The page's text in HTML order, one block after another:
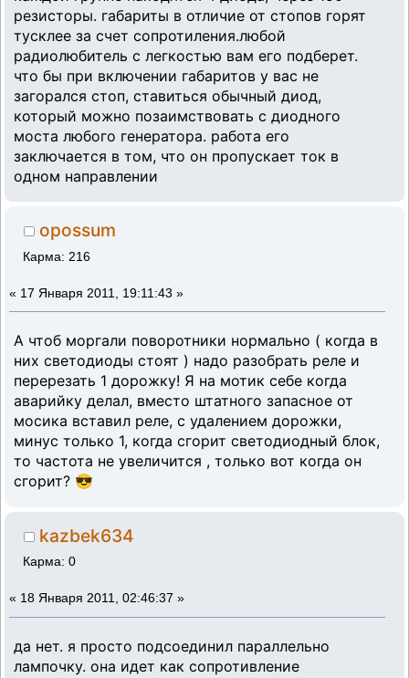
резисторы. габариты в отличие от стопов горят
тусклее за счет сопротиления.любой
радиолюбитель с легкостью вам его подберет.
что бы при включении габаритов у вас не
загорался стоп, ставиться обычный диод,
который можно позаимствовать с диодного
моста любого генератора. работа его
заключается в том, что он пропускает ток в
одном направлении
opossum
Карма: 216
« 17 Января 2011, 19:11:43 »
А чтоб моргали поворотники нормально ( когда в
них светодиоды стоят ) надо разобрать реле и
перерезать 1 дорожку! Я на мотик себе когда
аварийку делал, вместо штатного запасное от
мосика вставил реле, с удалением дорожки,
минус только 1, когда сгорит светодиодный блок,
то частота не увеличится , только вот когда он
сгорит? 😎
kazbek634
Карма: 0
« 18 Января 2011, 02:46:37 »
да нет. я просто подсоединил параллельно
лампочку. она идет как сопротивление